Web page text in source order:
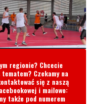
regionie? Chcecie
Czekamy na
się z naszą
i mailowo:
także pod numerem